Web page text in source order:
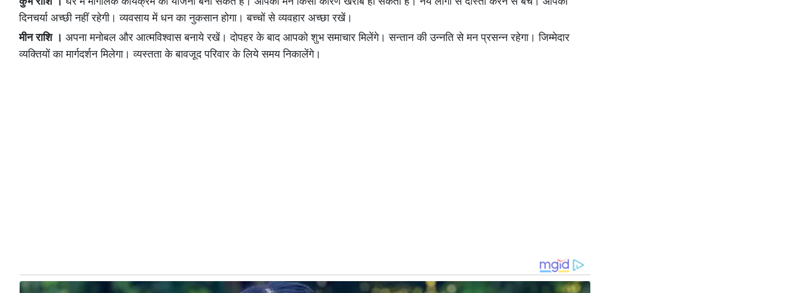
दिनचर्या अच्छी नहीं रहेगी। व्यवसाय में धन का नुकसान होगा। बच्चों से व्यवहार अच्छा रखें।
मीन राशि । अपना मनोबल और आत्मविश्वास बनाये रखें। दोपहर के बाद आपको शुभ समाचार मिलेंगे। सन्तान की उन्नति से मन प्रसन्न रहेगा। जिम्मेदार
व्यक्तियों का मार्गदर्शन मिलेगा। व्यस्तता के बावजूद परिवार के लिये समय निकालेंगे।